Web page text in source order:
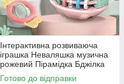
Інтерактивна розвиваюча
іграшка Неваляшка музична
рожевий Пірамідка Бджілка
брязкальце з прорізувачем
Готово до відправки